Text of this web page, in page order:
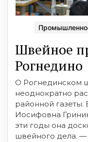
Швейное
Рогнедино
О Рогнединском
неоднократно
районной газеты.
Иосифовна
эти годы она
швейного дела. —